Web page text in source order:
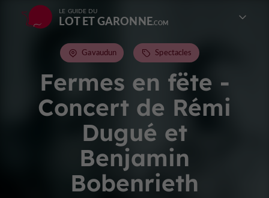
LE GUIDE DU
LOT ET GARONNE
Fermes en fëte -
Concert de Rémi
Dugué et
Benjamin
Bobenrieth
Gavaudun Spectacles